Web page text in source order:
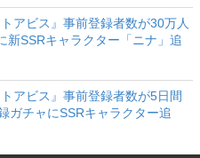
アビス』事前登録者数が30万人
新SSRキャラクター「ニナ」追
アビス』事前登録者数が5日間
ガチャにSSRキャラクター追